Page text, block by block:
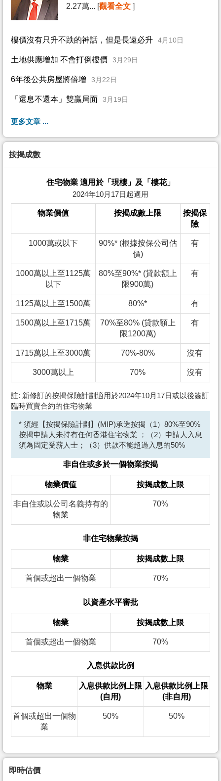
2.27萬... [觀看全文 ]
樓價沒有只升不跌的神話，但是長遠必升 4月10日
土地供應增加 不會打倒樓價 3月29日
6年後公共房屋將倍增 3月22日
「還息不還本」雙贏局面 3月19日
更多文章 ...
按揭成數
住宅物業 適用於「現樓」及「樓花」
2024年10月17日起適用
物業價值 按揭成數上限
按揭保
險
1000萬或以下
90%* (根據按保公司估
價)
有
1000萬以上至1125萬
以下
80%至90%* (貸款額上
限900萬)
有
1125萬以上至1500萬 80%* 有
1500萬以上至1715萬
70%至80% (貸款額上
限1200萬)
有
1715萬以上至3000萬 70%-80% 沒有
3000萬以上 70% 沒有
註: 新修訂的按揭保險計劃適用於2024年10月17日或以後簽訂
臨時買賣合約的住宅物業
* 須經【按揭保險計劃】(MIP)承造按揭（1）80%至90%
按揭申請人未持有任何香港住宅物業 ；（2）申請人入息
須為固定受薪人士；（3）供款不能超過入息的50%
非自住或多於一個物業按揭
物業價值 按揭成數上限
非自住或以公司名義持有的
物業
70%
非住宅物業按揭
物業 按揭成數上限
首個或超出一個物業 70%
以資產水平審批
物業 按揭成數上限
首個或超出一個物業 70%
入息供款比例
物業
入息供款比例上限
(自用)
入息供款比例上限
(非自用)
首個或超出一個物
業
50% 50%
即時估價